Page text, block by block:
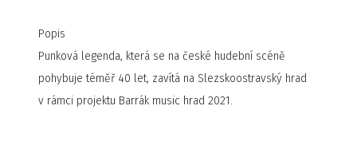
Popis
Punková legenda, která se na české hudební scéně
pohybuje téměř 40 let, zavítá na Slezskoostravský hrad
v rámci projektu Barrák music hrad 2021.